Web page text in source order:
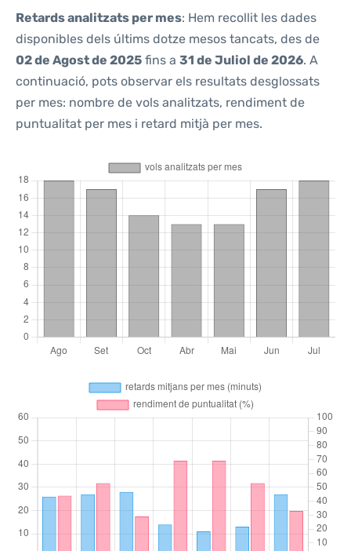
Retards analitzats per mes: Hem recollit les dades
disponibles dels últims dotze mesos tancats, des de
02 de Agost de 2025 fins a 31 de Juliol de 2026. A
continuació, pots observar els resultats desglossats
per mes: nombre de vols analitzats, rendiment de
puntualitat per mes i retard mitjà per mes.